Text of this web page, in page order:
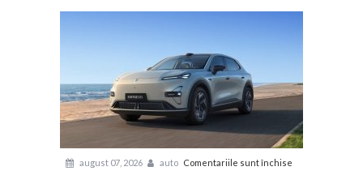
august 07, 2026 auto Comentariile sunt închise